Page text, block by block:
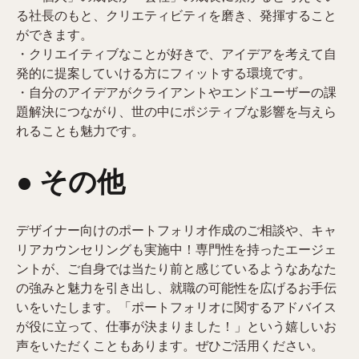
る社長のもと、クリエティビティを磨き、発揮すること
ができます。
・クリエイティブなことが好きで、アイデアを考えて自
発的に提案していける方にフィットする環境です。
・自分のアイデアがクライアントやエンドユーザーの課
題解決につながり、世の中にポジティブな影響を与えら
れることも魅力です。
● その他
デザイナー向けのポートフォリオ作成のご相談や、キャ
リアカウンセリングも実施中！専門性を持ったエージェ
ントが、ご自身では当たり前と感じているようなあなた
の強みと魅力を引き出し、就職の可能性を広げるお手伝
いをいたします。「ポートフォリオに関するアドバイス
が役に立って、仕事が決まりました！」という嬉しいお
声をいただくこともあります。ぜひご活用ください。